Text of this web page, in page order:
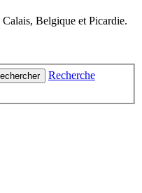
Belgique et Picardie.
Recherche